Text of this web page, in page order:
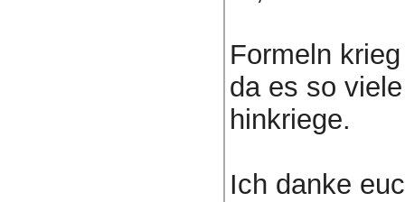
Formeln
da es so
hinkriege.
Ich danke